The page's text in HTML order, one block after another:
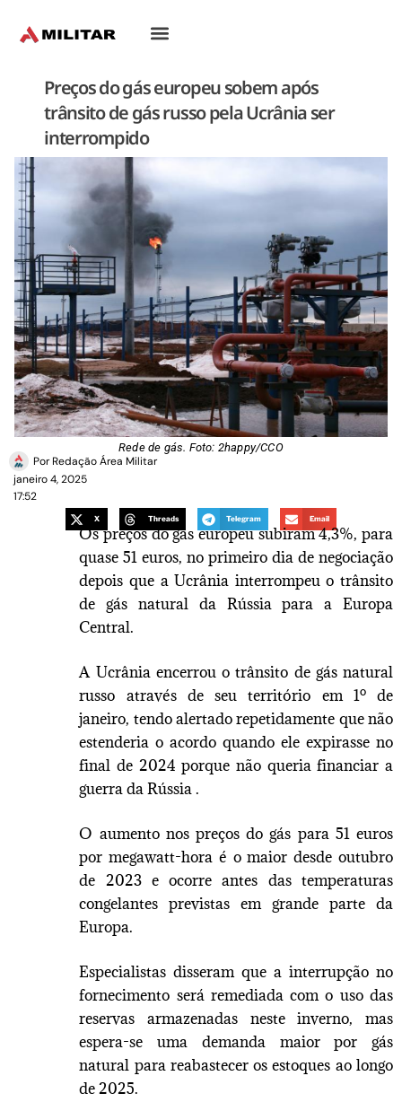
Preços do gás europeu sobem após
trânsito de gás russo pela Ucrânia ser
interrompido
Rede de gás. Foto: 2happy/CCO
PorRedação Área Militar
janeiro 4, 2025
17:52
X Threads Telegram Email
Os preços do gás europeu subiram 4,3%, para
quase 51 euros, no primeiro dia de negociação
depois que a Ucrânia interrompeu o trânsito
de gás natural da Rússia para a Europa
Central.
A Ucrânia encerrou o trânsito de gás natural
russo através de seu território em 1º de
janeiro, tendo alertado repetidamente que não
estenderia o acordo quando ele expirasse no
final de 2024 porque não queria financiar a
guerra da Rússia .
O aumento nos preços do gás para 51 euros
por megawatt-hora é o maior desde outubro
de 2023 e ocorre antes das temperaturas
congelantes previstas em grande parte da
Europa.
Especialistas disseram que a interrupção no
fornecimento será remediada com o uso das
reservas armazenadas neste inverno, mas
espera-se uma demanda maior por gás
natural para reabastecer os estoques ao longo
de 2025.